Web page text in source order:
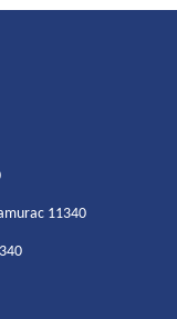
11340